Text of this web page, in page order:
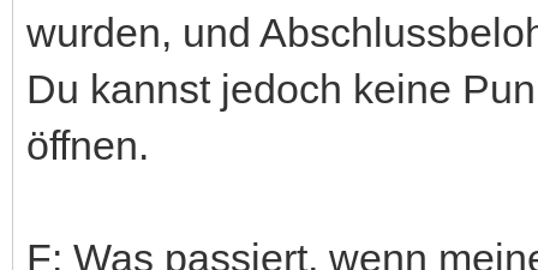
wurden, und
Du kannst jedoch keine
öffnen.
F: Was passiert, wenn